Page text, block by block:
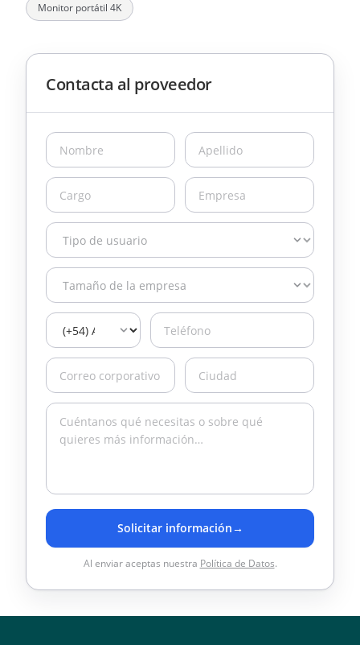
Monitor portátil 4K
Contacta al proveedor
Solicitar información→
Al enviar aceptas nuestra Política de Datos.